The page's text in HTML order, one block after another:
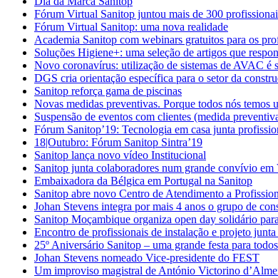
Fórum Virtual Sanitop juntou mais de 300
Fórum Virtual Sanitop: uma nova realidade
Academia Sanitop com webinars gratuitos para os
Soluções Higiene+: uma seleção de artigos que
Novo coronavírus: utilização de sistemas de AVAC é
DGS cria orientação específica para o setor da
Sanitop reforça gama de piscinas
Novas medidas preventivas. Porque todos nós
Suspensão de eventos com clientes (medida
Fórum Sanitop’19: Tecnologia em casa junta
18|Outubro: Fórum Sanitop Sintra’19
Sanitop lança novo vídeo Institucional
Sanitop junta colaboradores num grande convívio em
Embaixadora da Bélgica em Portugal na Sanitop
Sanitop abre novo Centro de Atendimento a
Johan Stevens integra por mais 4 anos o grupo de
Sanitop Moçambique organiza open day solidário
Encontro de profissionais de instalação e projeto junta
25º Aniversário Sanitop – uma grande festa para
Johan Stevens nomeado Vice-presidente do FEST
Um improviso magistral de António Victorino